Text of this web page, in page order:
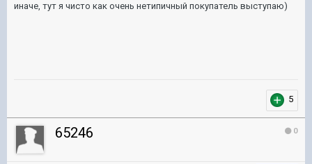
иначе, тут я чисто как очень нетипичный покупатель выступаю)
5
0
65246